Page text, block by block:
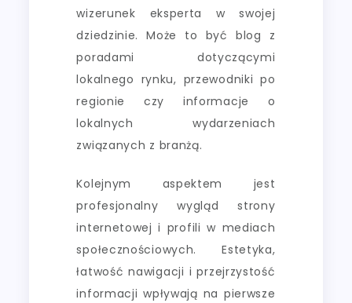
wizerunek eksperta w swojej
dziedzinie. Może to być blog z
poradami dotyczącymi
lokalnego rynku, przewodniki po
regionie czy informacje o
lokalnych wydarzeniach
związanych z branżą.
Kolejnym aspektem jest
profesjonalny wygląd strony
internetowej i profili w mediach
społecznościowych. Estetyka,
łatwość nawigacji i przejrzystość
informacji wpływają na pierwsze